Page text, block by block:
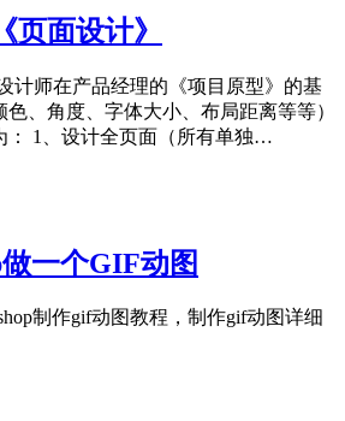
页面设计》
计师在产品经理的《项目原型》的基
、角度、字体大小、布局距离等等）
： 1、设计全页面（所有单独…
一个GIF动图
制作gif动图教程，制作gif动图详细